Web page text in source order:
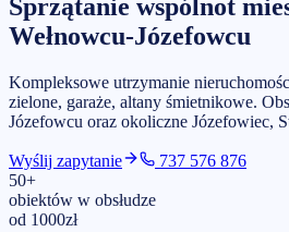
Sprzątanie wspólnot
Wełnowcu-Józefowcu
Kompleksowe utrzymanie
zielone, garaże, altany śmietnikowe.
Józefowcu oraz okoliczne Józefowiec,
Wyślij zapytanie
737 576 876
50+
obiektów w obsłudze
od 1000zł